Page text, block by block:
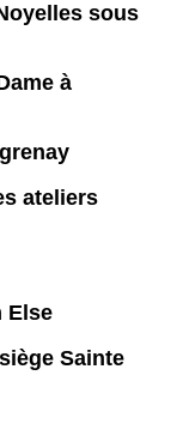
sous
à
ateliers
Else
Sainte